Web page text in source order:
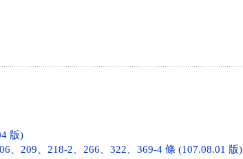
版)
、209、218-2、266、322、369-4 條 (107.08.01 版)